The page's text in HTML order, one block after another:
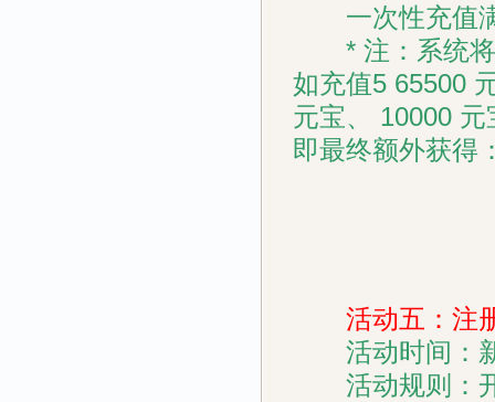
一次性充值满
* 注：系统将
如充值5 65500
元宝、 10000
即最终额外获得
活动五：注
活动时间：
活动规则：开